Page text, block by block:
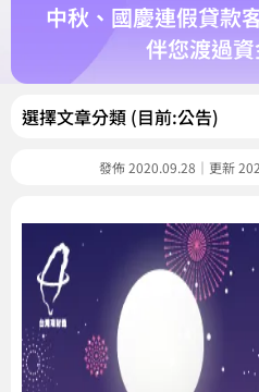
中秋、國慶連假貸款
伴您渡過資
選擇文章分類 (目前:公告)
發佈 2020.09.28｜更新